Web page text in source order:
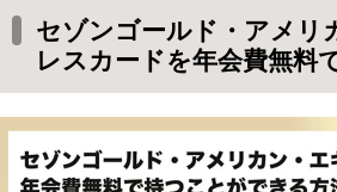
セゾンゴールド・アメリ
レスカードを年会費無料